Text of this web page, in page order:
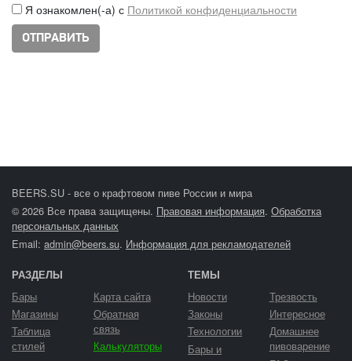
Я ознакомлен(-а) с Политикой конфиденциальности
BEERS.SU - все о крафтовом пиве России и мира
© 2026 Все права защищены. Правовая информация. Обработка
персональных данных
Email: admin@beers.su. Информация для рекламодателей
РАЗДЕЛЫ
Бары
Магазины
Таблица
стилей
Карта сайта
Обратная
связь
Калькуляторы
ТЕМЫ
Новости
Законы
Технологии
Бары и
Трезвость
Интересное
Домашнее
пивоварение